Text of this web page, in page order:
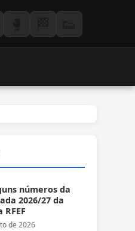
números da
2026/27 da
de 2026